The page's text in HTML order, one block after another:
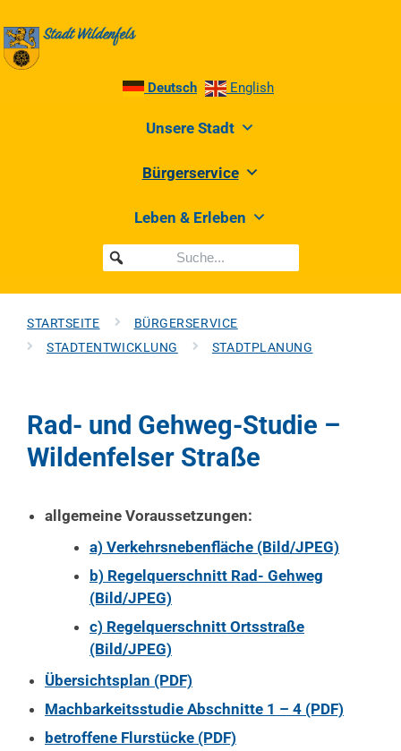
Deutsch English
Unsere Stadt
Bürgerservice
Leben & Erleben
STARTSEITE
BÜRGERSERVICE
STADTENTWICKLUNG
STADTPLANUNG
Rad- und Gehweg-Studie –
Wildenfelser Straße
allgemeine Voraussetzungen:
a) Verkehrsnebenfläche (Bild/JPEG)
b) Regelquerschnitt Rad- Gehweg
(Bild/JPEG)
c) Regelquerschnitt Ortsstraße
(Bild/JPEG)
Übersichtsplan (PDF)
Machbarkeitsstudie Abschnitte 1 – 4 (PDF)
betroffene Flurstücke (PDF)